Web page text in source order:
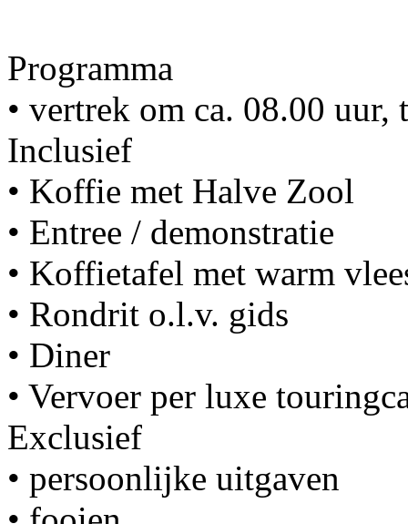
Programma
• vertrek om ca. 08.00
Inclusief
• Koffie met Halve Zool
• Entree / demonstratie
• Koffietafel met warm
• Rondrit o.l.v. gids
• Diner
• Vervoer per luxe
Exclusief
• persoonlijke uitgaven